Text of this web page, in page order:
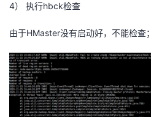
4） 执行hbck检查
由于HMaster没有启动好，不能检查；